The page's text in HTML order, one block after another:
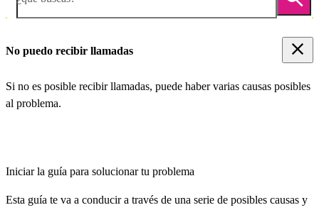
No puedo recibir llamadas
Si no es posible recibir llamadas, puede haber varias causas posibles
al problema.
Iniciar la guía para solucionar tu problema
Esta guía te va a conducir a través de una serie de posibles causas y